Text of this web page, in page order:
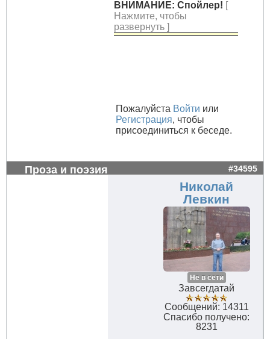
ВНИМАНИЕ: Спойлер! [
Нажмите, чтобы
развернуть ]
Пожалуйста Войти или
Регистрация, чтобы
присоединиться к беседе.
Проза и поэзия #34595
Николай
Левкин
Не в сети
Завсегдатай
Сообщений: 14311
Спасибо получено:
8231